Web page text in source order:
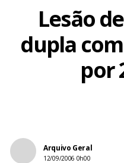
Lesão
dupla
por
Arquivo Geral
12/09/2006 0h00